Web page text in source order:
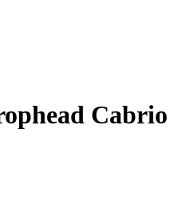
Cabrio